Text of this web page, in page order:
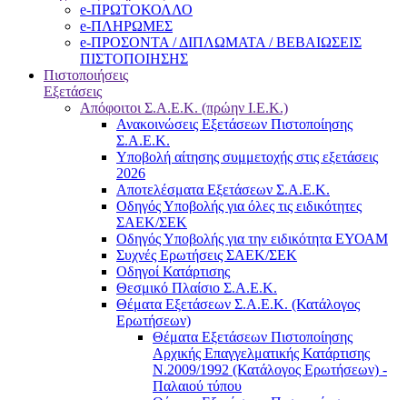
e-ΠΡΩΤΟΚΟΛΛΟ
e-ΠΛΗΡΩΜΕΣ
e-ΠΡΟΣΟΝΤΑ / ΔΙΠΛΩΜΑΤΑ / ΒΕΒΑΙΩΣΕΙΣ
ΠΙΣΤΟΠΟΙΗΣΗΣ
Πιστοποιήσεις
Εξετάσεις
Απόφοιτοι Σ.Α.Ε.Κ. (πρώην Ι.Ε.Κ.)
Ανακοινώσεις Εξετάσεων Πιστοποίησης
Σ.Α.Ε.Κ.
Υποβολή αίτησης συμμετοχής στις εξετάσεις
2026
Αποτελέσματα Εξετάσεων Σ.Α.Ε.Κ.
Οδηγός Υποβολής για όλες τις ειδικότητες
ΣΑΕΚ/ΣΕΚ
Οδηγός Υποβολής για την ειδικότητα ΕΥΟΑΜ
Συχνές Ερωτήσεις ΣΑΕΚ/ΣΕΚ
Οδηγοί Κατάρτισης
Θεσμικό Πλαίσιο Σ.Α.Ε.Κ.
Θέματα Εξετάσεων Σ.Α.Ε.Κ. (Κατάλογος
Ερωτήσεων)
Θέματα Εξετάσεων Πιστοποίησης
Αρχικής Επαγγελματικής Κατάρτισης
Ν.2009/1992 (Κατάλογος Ερωτήσεων) -
Παλαιού τύπου